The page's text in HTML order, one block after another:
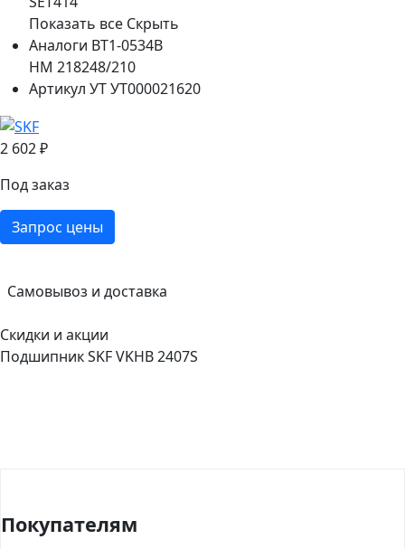
Показать все Скрыть
Аналоги BT1-0534B
HM 218248/210
Артикул УТУТ000021620
2 602 ₽
Под заказ
Запрос цены
Самовывоз и доставка
Скидки и акции
Подшипник SKF VKHB 2407S
Покупателям